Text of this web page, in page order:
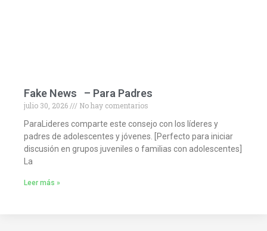
Fake News – Para Padres
julio 30, 2026
No hay comentarios
ParaLideres comparte este consejo con los líderes y
padres de adolescentes y jóvenes. [Perfecto para iniciar
discusión en grupos juveniles o familias con adolescentes]
La
Leer más »